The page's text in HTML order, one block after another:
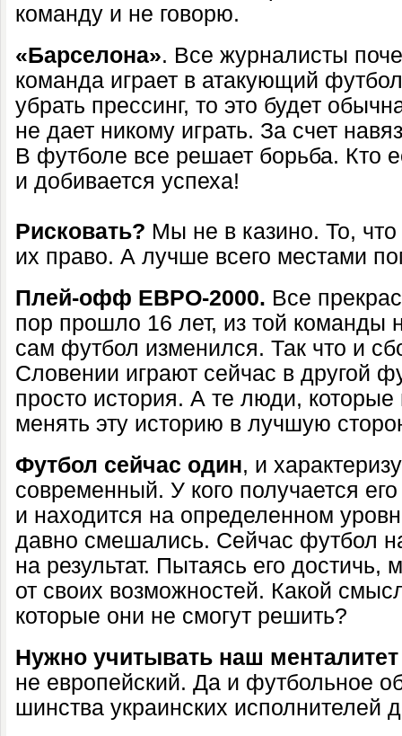
команду и не говорю.
«Барселона». Все журналисты
команда играет в атакующий
убрать прессинг, то это будет
не дает никому играть. За счет
В футболе все решает борьба. Кто
и добивается успеха!
Рисковать? Мы не в казино. То, что
их право. А лучше всего местами
Плей-офф ЕВРО-2000. Все
пор прошло 16 лет, из той команды
сам футбол изменился. Так что и
Словении играют сейчас в другой
просто история. А те люди,
менять эту историю в лучшую
Футбол сейчас один, и
современ­ный. У кого получается
и находится на определенном
дав­но смешались. Сейчас футбол
на результат. Пытаясь его достичь,
от своих возможностей. Какой
которые они не смогут решить?
Нужно учитывать наш менталитет
не европейский. Да и фут­больное
шинства украинских исполнителей